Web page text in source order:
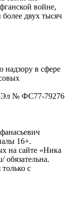
войне,
двух тысяч
надзору в сфере
Эл № ФС77-79276
16+.
на сайте «Ника
обязательна.
с